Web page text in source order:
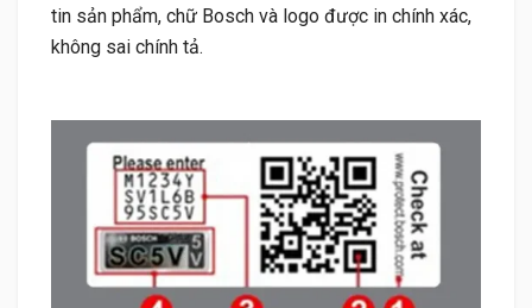
tin sản phẩm, chữ Bosch và logo được in chính xác,
không sai chính tả.